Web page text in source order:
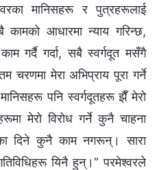
मानिसहरू र पुत्रहरूलाई
कामको आधारमा न्याय गरिन्छ,
गर्दै गर्दा, सबै स्वर्गदूत मसँगै
चरणमा मेरा अभिप्राय पूरा गर्ने
पनि स्वर्गदूतहरू झैँ मेरो
मेरो विरोध गर्ने कुनै चाहना
दिने कुनै काम नगरून्। सारा
यिनै हुन्।” परमेश्‍वरले